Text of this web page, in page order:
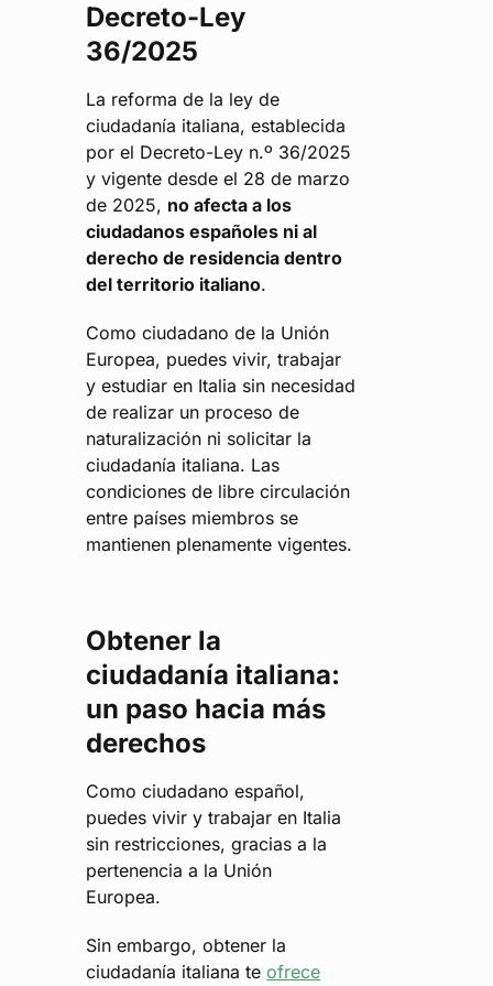
Decreto-Ley
36/2025
La reforma de la ley de
ciudadanía italiana, establecida
por el Decreto-Ley n.º 36/2025
y vigente desde el 28 de marzo
de 2025, no afecta a los
ciudadanos españoles ni al
derecho de residencia dentro
del territorio italiano.
Como ciudadano de la Unión
Europea, puedes vivir, trabajar
y estudiar en Italia sin necesidad
de realizar un proceso de
naturalización ni solicitar la
ciudadanía italiana. Las
condiciones de libre circulación
entre países miembros se
mantienen plenamente vigentes.
Obtener la
ciudadanía italiana:
un paso hacia más
derechos
Como ciudadano español,
puedes vivir y trabajar en Italia
sin restricciones, gracias a la
pertenencia a la Unión
Europea.
Sin embargo, obtener la
ciudadanía italiana teofrece